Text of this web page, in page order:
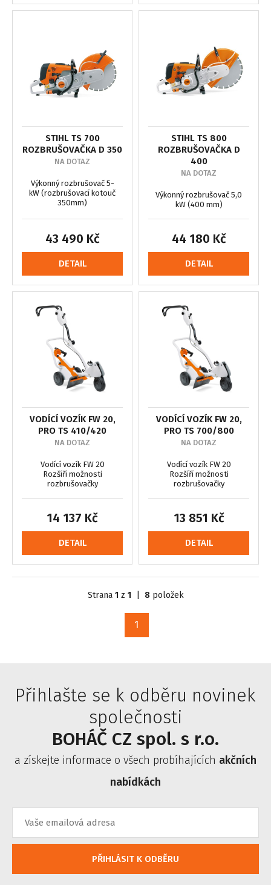
STIHL TS 700
ROZBRUŠOVAČKA D 350
NA DOTAZ
Výkonný rozbrušovač 5-
kW (rozbrušovací kotouč
350mm)
43 490 Kč
DETAIL
STIHL TS 800
ROZBRUŠOVAČKA D
400
NA DOTAZ
Výkonný rozbrušovač 5,0
kW (400 mm)
44 180 Kč
DETAIL
VODÍCÍ VOZÍK FW 20,
PRO TS 410/420
NA DOTAZ
Vodící vozík FW 20
Rozšíří možnosti
rozbrušovačky
14 137 Kč
DETAIL
VODÍCÍ VOZÍK FW 20,
PRO TS 700/800
NA DOTAZ
Vodící vozík FW 20
Rozšíří možnosti
rozbrušovačky
13 851 Kč
DETAIL
Strana 1 z 1 8 položek
1
Přihlašte se k odběru novinek
společnosti
BOHÁČ CZ spol. s r.o.
a získejte informace o všech probíhajících akčních
nabídkách
PŘIHLÁSIT K ODBĚRU